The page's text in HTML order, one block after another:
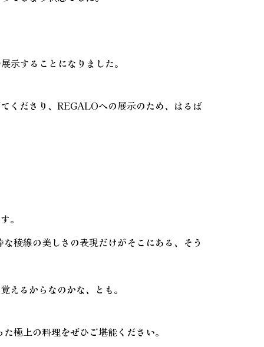
示することになりました。
くださり、REGALOへの展示のため、はるば
。
稜線の美しさの表現だけがそこにある、そう
えるからなのかな、とも。
極上の料理をぜひご堪能ください。